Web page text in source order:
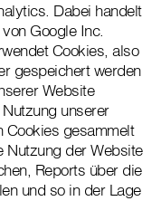
Dabei handelt
Google Inc.
Cookies, also
gespeichert werden
Website
unserer
Cookies gesammelt
Nutzung der Website
Reports über die
und so in der Lage